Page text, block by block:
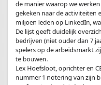
de manier waarop we
gekeken naar de activiteiten
miljoen leden op LinkedIn,
De lijst geeft duidelijk
bedrijven (niet ouder dan 7
spelers op de arbeidsmarkt
te bouwen.
Lex Hoefsloot, oprichter en
nummer 1 notering van zijn